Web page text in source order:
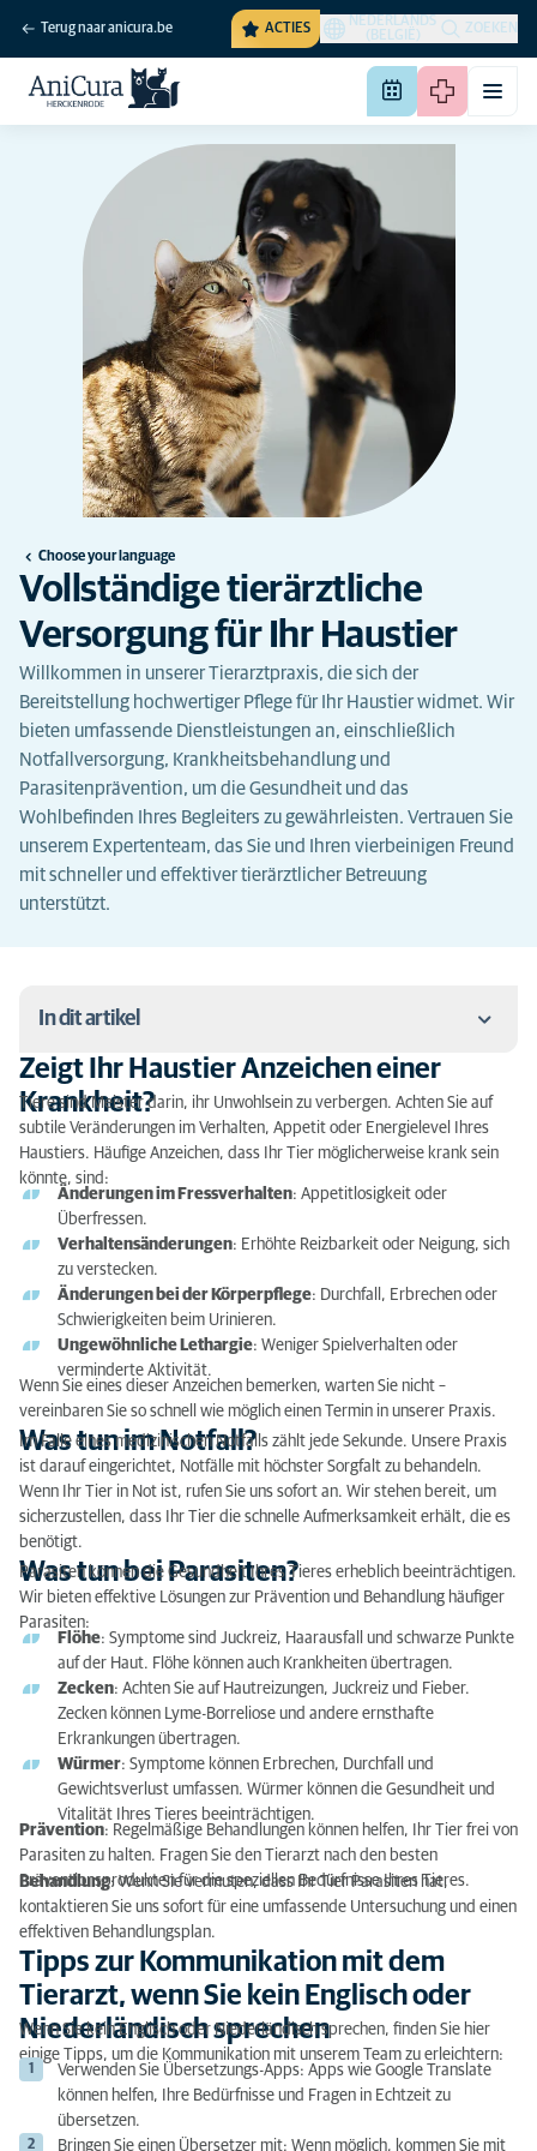
Terug naar anicura.be ACTIES
NEDERLANDS
(BELGIË)
ZOEKEN
Choose your language
Vollständige tierärztliche
Versorgung für Ihr Haustier
Willkommen in unserer Tierarztpraxis, die sich der
Bereitstellung hochwertiger Pflege für Ihr Haustier widmet. Wir
bieten umfassende Dienstleistungen an, einschließlich
Notfallversorgung, Krankheitsbehandlung und
Parasitenprävention, um die Gesundheit und das
Wohlbefinden Ihres Begleiters zu gewährleisten. Vertrauen Sie
unserem Expertenteam, das Sie und Ihren vierbeinigen Freund
mit schneller und effektiver tierärztlicher Betreuung
unterstützt.
In dit artikel
Zeigt Ihr Haustier Anzeichen einer Krankheit?
Was tun im Notfall?
Was tun bei Parasiten?
Tipps zur Kommunikation mit dem Tierarzt, wenn
Sie kein Englisch oder Niederländisch sprechen
Zeigt Ihr Haustier Anzeichen einer
Krankheit?
Tiere sind Meister darin, ihr Unwohlsein zu verbergen. Achten Sie auf
subtile Veränderungen im Verhalten, Appetit oder Energielevel Ihres
Haustiers. Häufige Anzeichen, dass Ihr Tier möglicherweise krank sein
könnte, sind:
Änderungen im Fressverhalten: Appetitlosigkeit oder
Überfressen.
Verhaltensänderungen: Erhöhte Reizbarkeit oder Neigung, sich
zu verstecken.
Änderungen bei der Körperpflege: Durchfall, Erbrechen oder
Schwierigkeiten beim Urinieren.
Ungewöhnliche Lethargie: Weniger Spielverhalten oder
verminderte Aktivität.
Wenn Sie eines dieser Anzeichen bemerken, warten Sie nicht –
vereinbaren Sie so schnell wie möglich einen Termin in unserer Praxis.
Was tun im Notfall?
Im Falle eines medizinischen Notfalls zählt jede Sekunde. Unsere Praxis
ist darauf eingerichtet, Notfälle mit höchster Sorgfalt zu behandeln.
Wenn Ihr Tier in Not ist, rufen Sie uns sofort an. Wir stehen bereit, um
sicherzustellen, dass Ihr Tier die schnelle Aufmerksamkeit erhält, die es
benötigt.
Was tun bei Parasiten?
Parasiten können die Gesundheit Ihres Tieres erheblich beeinträchtigen.
Wir bieten effektive Lösungen zur Prävention und Behandlung häufiger
Parasiten:
Flöhe: Symptome sind Juckreiz, Haarausfall und schwarze Punkte
auf der Haut. Flöhe können auch Krankheiten übertragen.
Zecken: Achten Sie auf Hautreizungen, Juckreiz und Fieber.
Zecken können Lyme-Borreliose und andere ernsthafte
Erkrankungen übertragen.
Würmer: Symptome können Erbrechen, Durchfall und
Gewichtsverlust umfassen. Würmer können die Gesundheit und
Vitalität Ihres Tieres beeinträchtigen.
Prävention: Regelmäßige Behandlungen können helfen, Ihr Tier frei von
Parasiten zu halten. Fragen Sie den Tierarzt nach den besten
Präventionsprodukten für die speziellen Bedürfnisse Ihres Tieres.
Behandlung: Wenn Sie vermuten, dass Ihr Tier Parasiten hat,
kontaktieren Sie uns sofort für eine umfassende Untersuchung und einen
effektiven Behandlungsplan.
Tipps zur Kommunikation mit dem
Tierarzt, wenn Sie kein Englisch oder
Niederländisch sprechen
Wenn Sie kein Englisch oder Niederländisch sprechen, finden Sie hier
einige Tipps, um die Kommunikation mit unserem Team zu erleichtern:
Verwenden Sie Übersetzungs-Apps: Apps wie Google Translate
können helfen, Ihre Bedürfnisse und Fragen in Echtzeit zu
übersetzen.
Bringen Sie einen Übersetzer mit: Wenn möglich, kommen Sie mit